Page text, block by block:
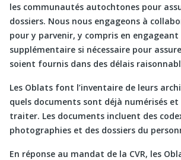
les communautés autochtones pour
dossiers. Nous nous engageons à
pour y parvenir, y compris en
supplémentaire si nécessaire pour
soient fournis dans des délais
Les Oblats font l’inventaire de leurs
quels documents sont déjà numérisés et
traiter. Les documents incluent des
photographies et des dossiers du
En réponse au mandat de la CVR, les